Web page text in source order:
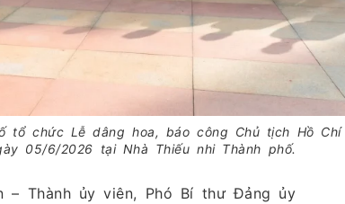
tổ chức Lễ dâng hoa, báo công Chủ tịch Hồ Chí
05/6/2026 tại Nhà Thiếu nhi Thành phố.
– Thành ủy viên, Phó Bí thư Đảng ủy